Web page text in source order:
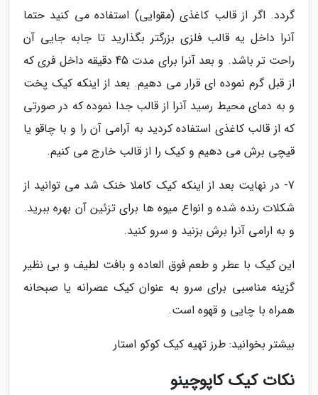
گردد. اگر از قالب کاغذی (مقوایی) استفاده می کنید حتما
آنرا داخل یه قالب فلزی بزرگتر بگذارید تا جابه جایی آن
راحت تر باشد. و بعد آنرا برای مدت 45 دقیقه داخل فری که
از قبل گرم نموده ای قرار می دهیم. بعد از اینکه کیک پخت
و به دمای محیط رسید آنرا از قالب جدا نموده که در صورتی
که از قالب کاغذی استفاده کردید به آرامی آن را و با چاقو یا
قیچی برش می دهیم و کیک را از قالب خارج می کنیم.
7- در نهایت بعد از اینکه کیک کاملا خنک شد می توانید از
شکلات رنده شده و انواع میوه ها برای تزئین آن بهره ببرید.
و به ارامی آنرا برش بزنید و سرو کنید.
این کیک با عطر و طعم فوق العاده و بافت لطیف و بی نظیر
گزینه مناسبی برای سرو به عنوان کیک عصرانه یا صبحانه
همراه با چایی و قهوه است.
بیشتر بخوانید: طرز تهیه کیک کوکو استار
نکات کیک کاپوچینو